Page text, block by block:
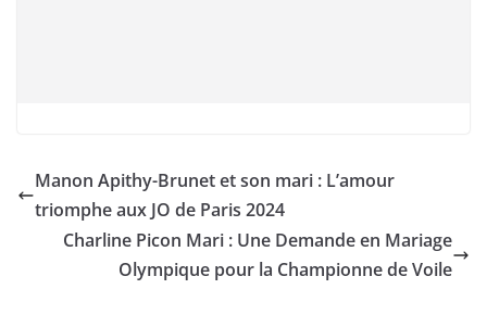
Manon Apithy-Brunet et son mari : L’amour
triomphe aux JO de Paris 2024
Charline Picon Mari : Une Demande en Mariage
Olympique pour la Championne de Voile